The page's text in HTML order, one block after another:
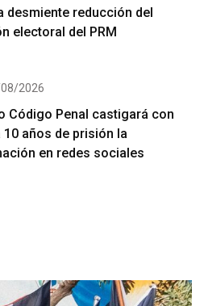
desmiente reducción del
electoral del PRM
2026
Código Penal castigará con
10 años de prisión la
en redes sociales